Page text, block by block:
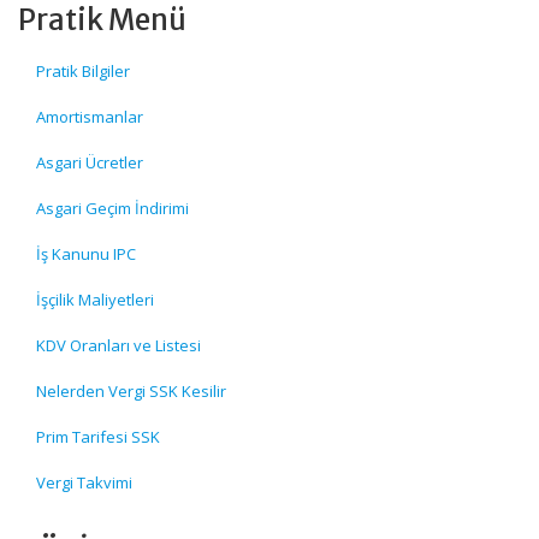
Pratik Menü
Pratik Bilgiler
Amortismanlar
Asgari Ücretler
Asgari Geçim İndirimi
İş Kanunu IPC
İşçilik Maliyetleri
KDV Oranları ve Listesi
Nelerden Vergi SSK Kesilir
Prim Tarifesi SSK
Vergi Takvimi